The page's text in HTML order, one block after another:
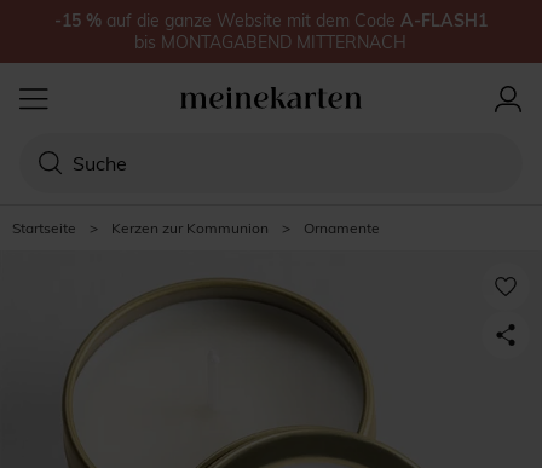
Startseite > Kerzen zur Kommunion > Ornamente
-15 % auf die ganze Website mit dem Code A-FLASH1
bis MONTAGABEND MITTERNACH